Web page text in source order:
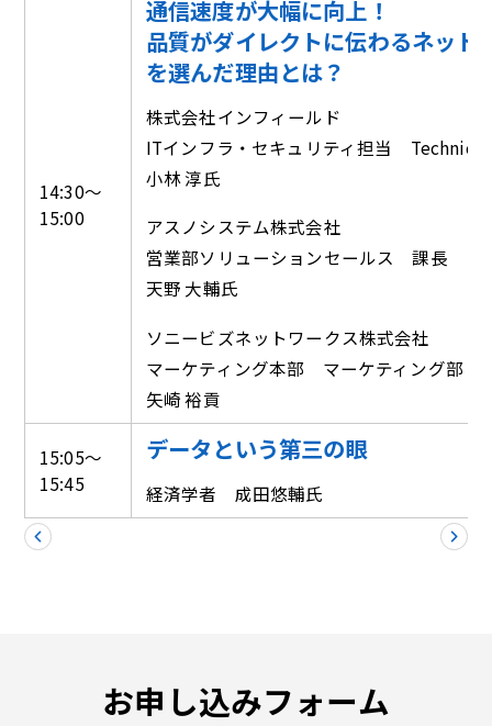
14:30～
15:00
通信速度が大幅に向上！
品質がダイレクトに伝わるネッ
を選んだ理由とは？
株式会社インフィールド
ITインフラ・セキュリティ担当
小林 淳氏
アスノシステム株式会社
営業部ソリューションセールス 課長
天野 大輔氏
ソニービズネットワークス株式会社
マーケティング本部 マーケティング部
矢崎 裕貢
15:05～
15:45
データという第三の眼
経済学者 成田悠輔氏
お申し込みフォーム